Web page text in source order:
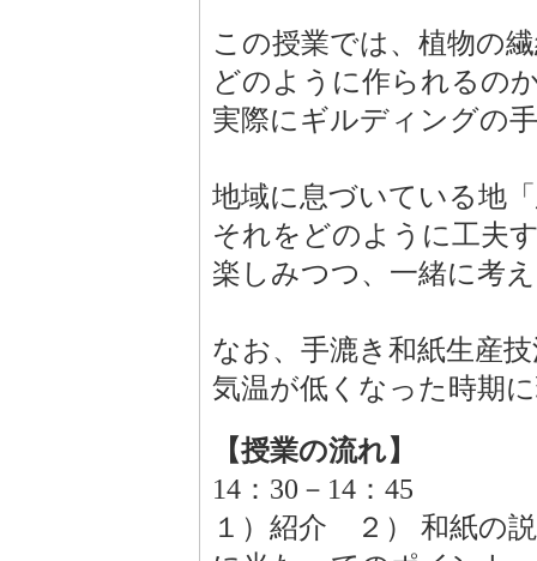
この授業では、植物の
どのように作られるの
実際にギルディングの
地域に息づいている地
それをどのように工夫
楽しみつつ、一緒に考
なお、手漉き和紙生産
気温が低くなった時期
【授業の流れ】
14：30－14：45
１）紹介 ２） 和紙の